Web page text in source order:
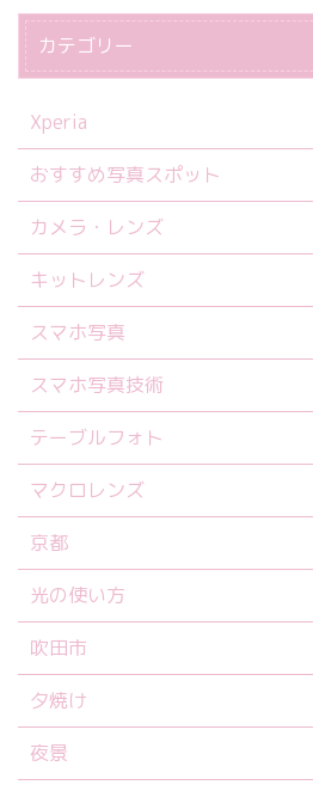
カテゴリー
Xperia
おすすめ写真スポット
カメラ・レンズ
キットレンズ
スマホ写真
スマホ写真技術
テーブルフォト
マクロレンズ
京都
光の使い方
吹田市
夕焼け
夜景